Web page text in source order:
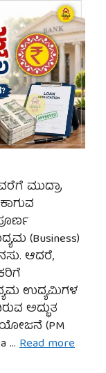
ಮುದ್ರಾ
(Business)
ಆದರೆ,
ಉದ್ಯಮಿಗಳ
ಅದ್ಭುತ
(PM
… Read more